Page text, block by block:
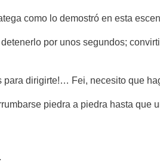
como lo demostró en esta
por unos segundos;
dirigirte!… Fei, necesito que
piedra a piedra hasta que